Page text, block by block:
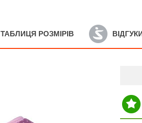
ТАБЛИЦЯ РОЗМІРІВ